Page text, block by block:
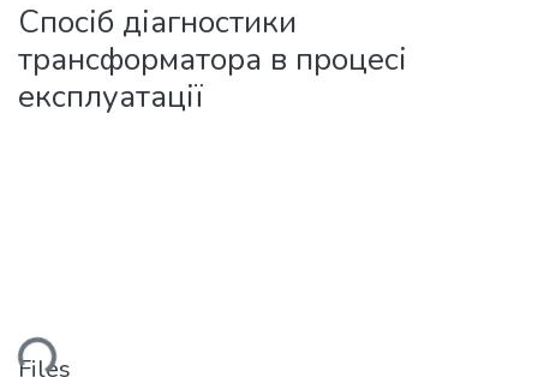
Спосіб діагностики
трансформатора в процесі
експлуатації
Files